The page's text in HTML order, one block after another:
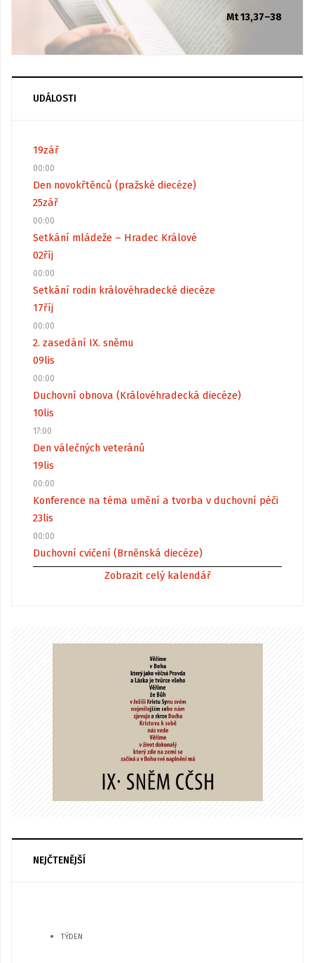
Mt 13,37–38
UDÁLOSTI
19zář
00:00
Den novokřtěnců (pražské diecéze)
25zář
00:00
Setkání mládeže – Hradec Králové
02říj
00:00
Setkání rodin královéhradecké diecéze
17říj
00:00
2. zasedání IX. sněmu
09lis
00:00
Duchovní obnova (Královéhradecká diecéze)
10lis
17:00
Den válečných veteránů
19lis
00:00
Konference na téma umění a tvorba v duchovní péči
23lis
00:00
Duchovní cvičení (Brněnská diecéze)
Zobrazit celý kalendář
NEJČTENĚJŠÍ
TÝDEN